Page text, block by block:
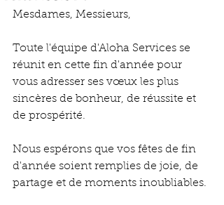
Mesdames, Messieurs,
Toute l'équipe d'Aloha Services se
réunit en cette fin d'année pour
vous adresser ses vœux les plus
sincères de bonheur, de réussite et
de prospérité.
Nous espérons que vos fêtes de fin
d'année soient remplies de joie, de
partage et de moments inoubliables.